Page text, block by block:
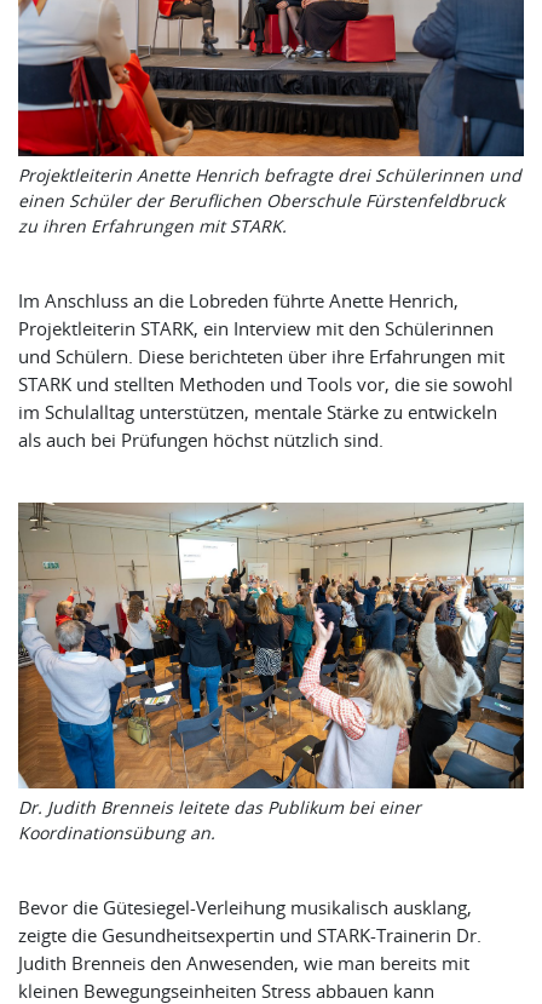
Projektleiterin Anette Henrich befragte drei Schülerinnen und
einen Schüler der Beruflichen Oberschule Fürstenfeldbruck
zu ihren Erfahrungen mit STARK.
Im Anschluss an die Lobreden führte Anette Henrich,
Projektleiterin STARK, ein Interview mit den Schülerinnen
und Schülern. Diese berichteten über ihre Erfahrungen mit
STARK und stellten Methoden und Tools vor, die sie sowohl
im Schulalltag unterstützen, mentale Stärke zu entwickeln
als auch bei Prüfungen höchst nützlich sind.
Dr. Judith Brenneis leitete das Publikum bei einer
Koordinationsübung an.
Bevor die Gütesiegel-Verleihung musikalisch ausklang,
zeigte die Gesundheitsexpertin und STARK-Trainerin Dr.
Judith Brenneis den Anwesenden, wie man bereits mit
kleinen Bewegungseinheiten Stress abbauen kann